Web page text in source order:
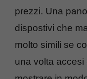
prezzi. Una
dispostivi che
molto simili se
una volta